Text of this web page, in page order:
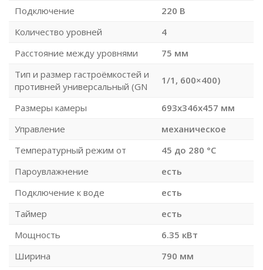
Подключение
220 В
Количество уровней
4
Расстояние между уровнями
75 мм
Тип и размер гастроёмкостей и
противней универсальный (GN
1/1, 600×400)
Размеры камеры
693x346x457 мм
Управление
механическое
Температурный режим от
45 до 280 °С
Пароувлажнение
есть
Подключение к воде
есть
Таймер
есть
Мощность
6.35 кВт
Ширина
790 мм